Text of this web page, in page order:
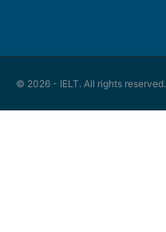
© 2026 - IELT. All rights reserved.